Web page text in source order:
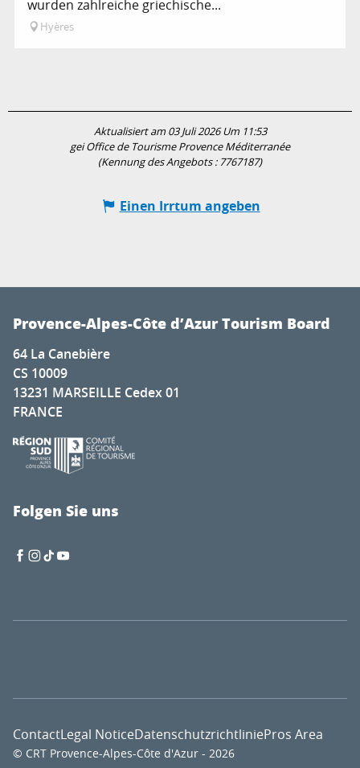
wurden zahlreiche griechische...
Hyères
Aktualisiert am 03 Juli 2026 Um 11:53
gei Office de Tourisme Provence Méditerranée
(Kennung des Angebots : 7767187)
Einen Irrtum angeben
Provence-Alpes-Côte d’Azur Tourism Board
64 La Canebière
CS 10009
13231 MARSEILLE Cedex 01
FRANCE
Folgen Sie uns
© CRT Provence-Alpes-Côte d'Azur - 2026
ContactLegal NoticeDatenschutzrichtliniePros Area